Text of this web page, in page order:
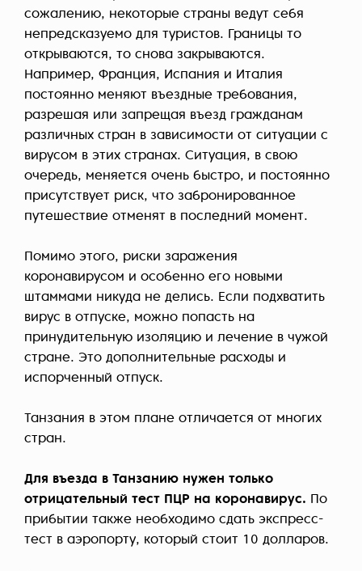
сожалению, некоторые страны ведут себя
непредсказуемо для туристов. Границы то
открываются, то снова закрываются.
Например, Франция, Испания и Италия
постоянно меняют въездные требования,
разрешая или запрещая въезд гражданам
различных стран в зависимости от ситуации с
вирусом в этих странах. Ситуация, в свою
очередь, меняется очень быстро, и постоянно
присутствует риск, что забронированное
путешествие отменят в последний момент.
Помимо этого, риски заражения
коронавирусом и особенно его новыми
штаммами никуда не делись. Если подхватить
вирус в отпуске, можно попасть на
принудительную изоляцию и лечение в чужой
стране. Это дополнительные расходы и
испорченный отпуск.
Танзания в этом плане отличается от многих
стран.
Для въезда в Танзанию нужен только
отрицательный тест ПЦР на коронавирус. По
прибытии также необходимо сдать экспресс-
тест в аэропорту, который стоит 10 долларов.